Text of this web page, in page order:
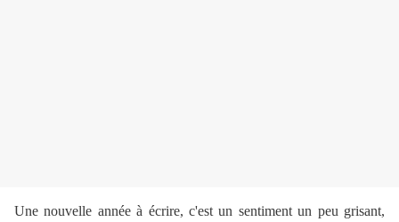
Une nouvelle année à écrire, c'est un sentiment un peu grisant,